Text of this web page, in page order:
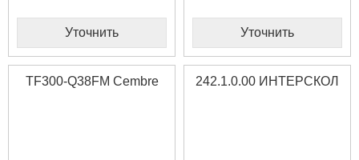
Уточнить Уточнить
TF300-Q38FM Cembre 242.1.0.00 ИНТЕРСКОЛ